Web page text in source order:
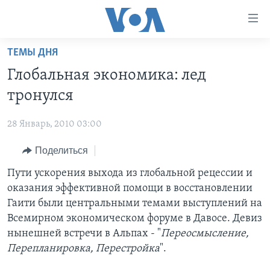
Перейти
основной
контент
Перейти
навигации
Перейти
поиск
ГЛАВНОЕ
НОВОСТИ ЗА МИНУТУ
ИТОГИ
ПОЧЕМУ ЭТО ВАЖНО?
ДИСКУССИЯ VOA
ДЕТАЛИ
НЬЮ-ЙОРК NEW YORK
ПРОЕКТЫ
УЧИМ АНГЛИЙСКИЙ
НАША АМЕРИКАНСКАЯ ИСТОРИЯ
А КАК В АМЕРИКЕ?
АРТЕФАКТЫ
АМЕРИКАНСКИЕ ГОРОДКИ
ТЕСТЫ
ЭКСПЕРТИЗА
ИНТЕРВЬЮ
ФАКТЫ ПРОТИВ ФЕЙКОВ
ЗА СВОБОДУ ПРЕССЫ
УЧИМ АНГЛИЙСКИЙ
ВИДЕО
ТЕМЫ ДНЯ
Глобальная экономика: лед
тронулся
28 Январь, 2010 03:00
Поделиться
Пути ускорения выхода из глобальной рецессии и
оказания эффективной помощи в восстановлении
Гаити были центральными темами выступлений на
Всемирном экономическом форуме в Давосе. Девиз
нынешней встречи в Альпах - "Переосмысление,
Перепланировка, Перестройка".